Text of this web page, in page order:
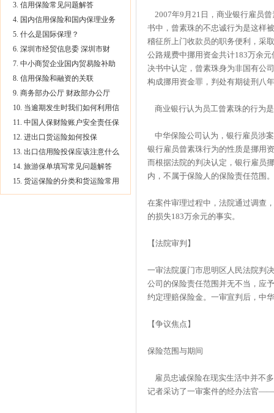
3. 信用保险常见问题解答
4. 国内信用保险和国内保理业务
5. 什么是国际保理？
6. 深圳市经贸信息委 深圳市财
7. 中小商贸企业国内贸易险补助
8. 信用保险和融资的关联
9. 商务部办公厅 财政部办公厅
10. 当逾期发生时我们如何利用信
11. 中国人保财险账户安全责任保
12. 进出口货运险如何投保
13. 出口信用险投保应该注意什么
14. 旅游保单填写常见问题解答
15. 货运保险的分类和货运险常用
2007年9月21日，商业银行雇员
书中，曾素珠的不忠诚行为是这样
稽征所上门收款员的职务便利，采
公路规费中挪用资金共计183万余
决书中认定，曾素珠身为非国有公
构成挪用资金罪，判处有期徒刑八
商业银行认为员工曾素珠的行为
中华保险公司认为，银行雇员涉
银行雇员曾素珠行为的性质是挪用
而根据法院的判决认定，银行雇员
内，不属于保险人的保险责任范围。
在案件审理过程中，法院通过调查
的损失183万余元的事实。
【法院审判】
一审法院厦门市思明区人民法院判
公司的保险责任范围并无不当，应
约定理赔保险金。一审宣判后，中
【争议焦点】
保险范围与期间
雇员忠诚保险在现实生活中并不
记者采访了一审案件的经办法官